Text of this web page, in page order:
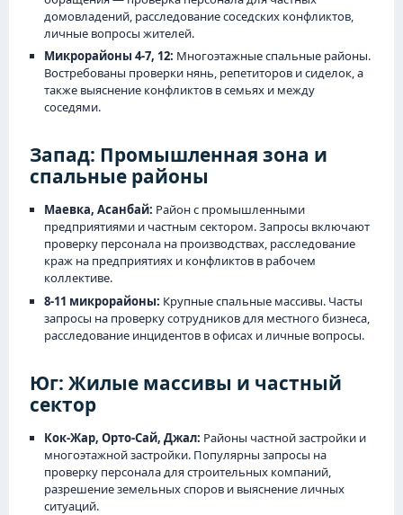
домовладений, расследование соседских конфликтов,
личные вопросы жителей.
Микрорайоны 4-7, 12: Многоэтажные спальные районы.
Востребованы проверки нянь, репетиторов и сиделок, а
также выяснение конфликтов в семьях и между
соседями.
Запад: Промышленная зона и
спальные районы
Маевка, Асанбай: Район с промышленными
предприятиями и частным сектором. Запросы включают
проверку персонала на производствах, расследование
краж на предприятиях и конфликтов в рабочем
коллективе.
8-11 микрорайоны: Крупные спальные массивы. Часты
запросы на проверку сотрудников для местного бизнеса,
расследование инцидентов в офисах и личные вопросы.
Юг: Жилые массивы и частный
сектор
Кок-Жар, Орто-Сай, Джал: Районы частной застройки и
многоэтажной застройки. Популярны запросы на
проверку персонала для строительных компаний,
разрешение земельных споров и выяснение личных
ситуаций.